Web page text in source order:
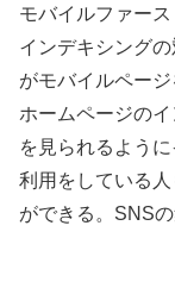
モバイルファー
インデキシング
がモバイルペー
ホームページの
を見られるよう
利用をしている
ができる。SNS